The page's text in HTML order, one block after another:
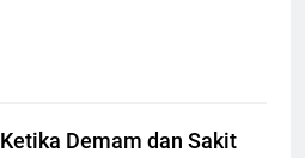
Demam dan Sakit